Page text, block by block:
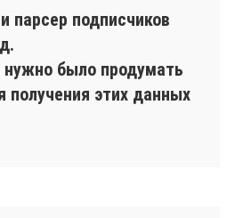
парсер подписчиков
было продумать
получения этих данных